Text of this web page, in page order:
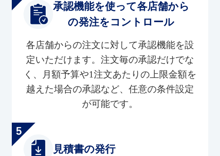
承認機能を使って各店舗から
の発注をコントロール
各店舗からの注文に対して承認機能を設
定いただけます。注文毎の承認だけでな
く、月額予算や1注文あたりの上限金額を
越えた場合の承認など、任意の条件設定
が可能です。
見積書の発行